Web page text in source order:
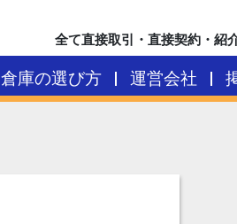
全て直接取引・直接契約・紹
倉庫の選び方 運営会社